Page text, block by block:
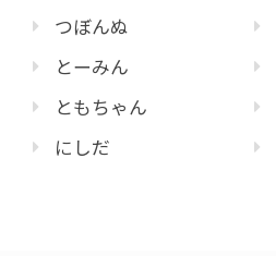
つぼんぬ
とーみん
ともちゃん
にしだ